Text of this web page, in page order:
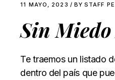
11 MAYO, 2023 BY STAFF
Sin
Te traemos un listado
dentro del país que